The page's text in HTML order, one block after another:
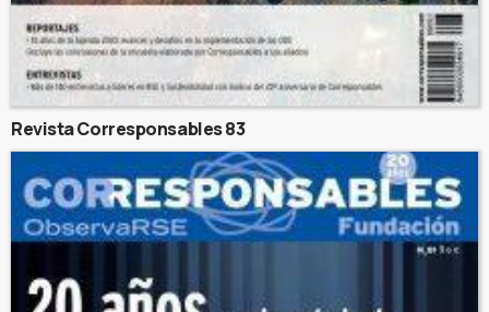
Revista Corresponsables 83